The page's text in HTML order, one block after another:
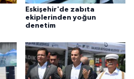
Eskişehir'de zabıta
ekiplerinden yoğun
denetim